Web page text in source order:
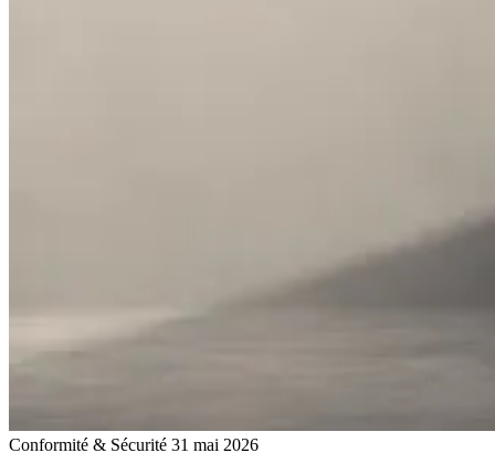
Conformité & Sécurité 31 mai 2026